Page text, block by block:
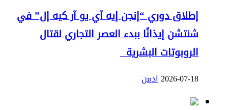
إطلاق دوري “إنجن إيه آي يو آر كيه إل” في
شنتشن إيذانًا ببدء العصر التجاري لقتال
الروبوتات البشرية
2026-07-18ادمن